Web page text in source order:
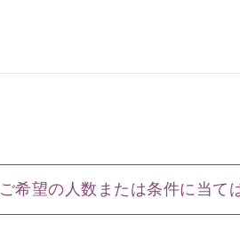
ご希望の人数または条件に当て